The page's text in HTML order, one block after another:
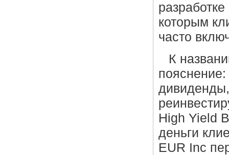
которым
часто
К
High Yield
деньги
EUR Inc